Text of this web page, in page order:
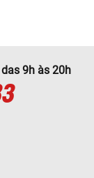
9h às 20h